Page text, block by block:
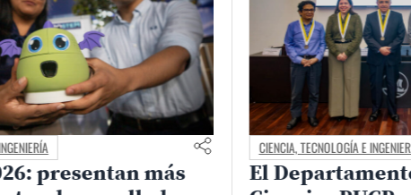
CIENCIA, TECNOLOGÍA E INGENIERÍA
El Departamento Académico de